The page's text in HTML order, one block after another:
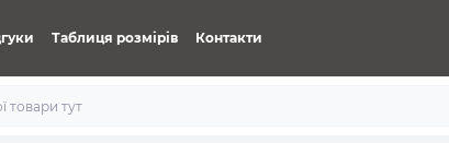
Таблиця розмірів Контакти